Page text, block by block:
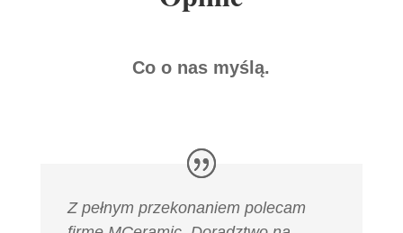
Co o nas myślą.
Z pełnym przekonaniem polecam